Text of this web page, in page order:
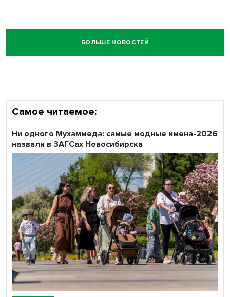
БОЛЬШЕ НОВОСТЕЙ
Самое читаемое:
Ни одного Мухаммеда: самые модные имена-2026
назвали в ЗАГСах Новосибирска